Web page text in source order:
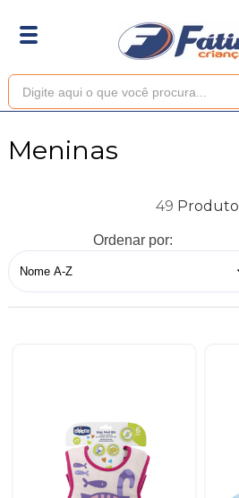
Meninas
49
Ordenar por: